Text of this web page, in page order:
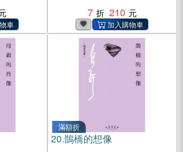
7
210
滿額折
20.鵲橋的想像